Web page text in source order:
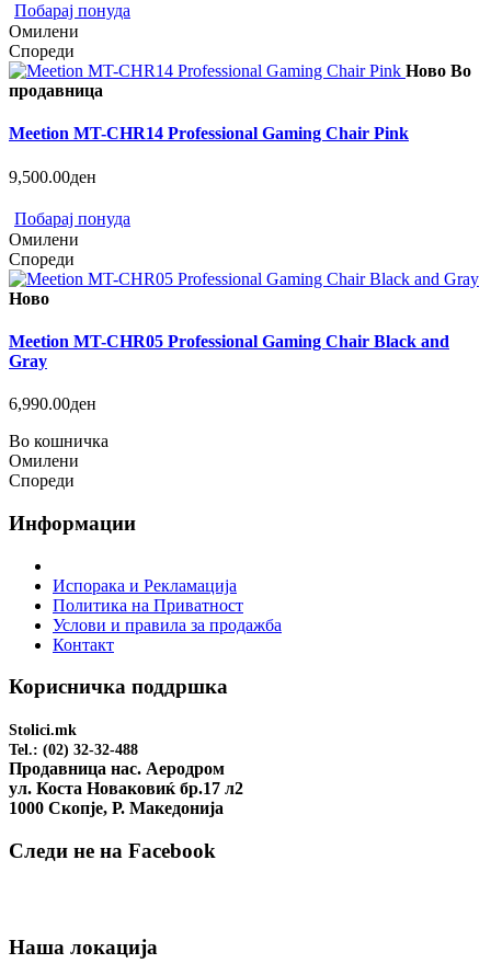
Побарај понуда
Омилени
Спореди
Ново Во
продавница
Meetion MT-CHR14 Professional Gaming Chair Pink
9,500.00ден
Побарај понуда
Омилени
Спореди
Ново
Meetion MT-CHR05 Professional Gaming Chair Black and
Gray
6,990.00ден
Во кошничка
Омилени
Спореди
Информации
Испорака и Рекламација
Политика на Приватност
Услови и правила за продажба
Контакт
Корисничка поддршка
Stolici.mk
Tel.: (02) 32-32-488
Продавница нас. Аеродром
ул. Коста Новаковиќ бр.17 л2
1000 Скопје, Р. Македонија
Следи не на Facebook
Наша локација